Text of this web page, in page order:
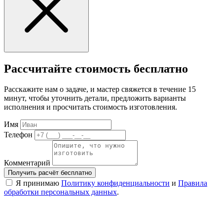
Рассчитайте стоимость бесплатно
Расскажите нам о задаче, и мастер свяжется в течение 15
минут, чтобы уточнить детали, предложить варианты
исполнения и просчитать стоимость изготовления.
Имя
Телефон
Комментарий
Получить расчёт бесплатно
Я принимаю Политику конфиденциальности и Правила
обработки персональных данных.